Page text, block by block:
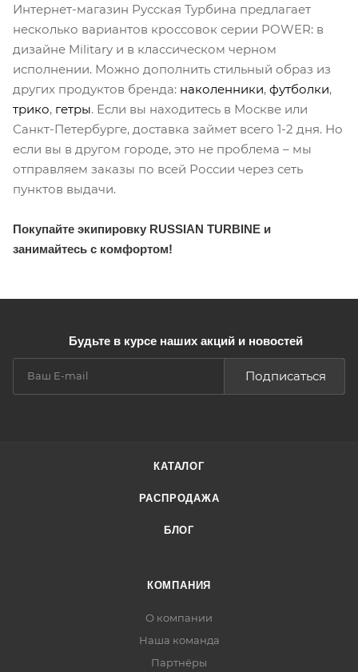
Интернет-магазин Русская Турбина предлагает
несколько вариантов кроссовок серии POWER: в
дизайне Military и в классическом черном
исполнении. Можно дополнить стильный образ из
других продуктов бренда: наколенники, футболки,
трико, гетры. Если вы находитесь в Москве или
Санкт-Петербурге, доставка займет всего 1-2 дня. Но
если вы в другом городе, это не проблема – мы
отправляем заказы по всей России через сеть
пунктов выдачи.
Покупайте экипировку RUSSIAN TURBINE и
занимайтесь с комфортом!
Будьте в курсе наших акций и новостей
Подписаться
КАТАЛОГ
РАСПРОДАЖА
БЛОГ
КОМПАНИЯ
О компании
Наша команда
Партнёры